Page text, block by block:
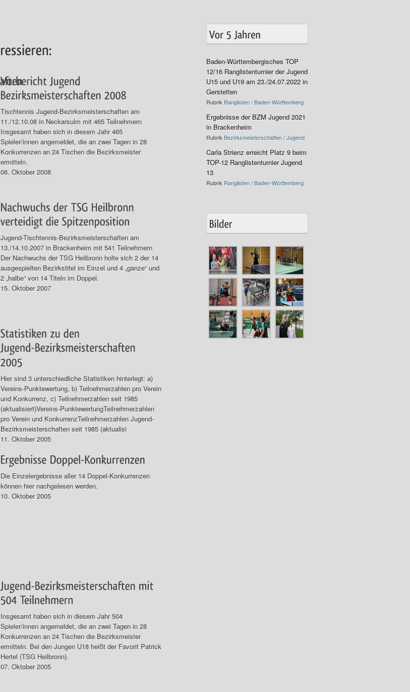
Tischtennis Jugend-Bezirksmeisterschaften am
11./12.10.08 in Neckarsulm mit 465 Teilnehmern
Insgesamt haben sich in diesem Jahr 465
Spieler/innen angemeldet, die an zwei Tagen in 28
Konkurrenzen an 24 Tischen die Bezirksmeister
ermitteln.
06. Oktober 2008
Jugend-Tischtennis-Bezirksmeisterschaften am
13./14.10.2007 in Brackenheim mit 541 Teilnehmern
Der Nachwuchs der TSG Heilbronn holte sich 2 der 14
ausgespielten Bezirkstitel im Einzel und 4 „ganze“ und
2 „halbe“ von 14 Titeln im Doppel.
15. Oktober 2007
Hier sind 3 unterschiedliche Statistiken hinterlegt: a)
Vereins-Punktewertung, b) Teilnehmerzahlen pro Verein
und Konkurrenz, c) Teilnehmerzahlen seit 1985
(aktualisiert)Vereins-PunktewertungTeilnehmerzahlen
pro Verein und KonkurrenzTeilnehmerzahlen Jugend-
Bezirksmeisterschaften seit 1985 (aktualisi
11. Oktober 2005
Die Einzelergebnisse aller 14 Doppel-Konkurrenzen
können hier nachgelesen werden.
10. Oktober 2005
Insgesamt haben sich in diesem Jahr 504
Spieler/innen angemeldet, die an zwei Tagen in 28
Konkurrenzen an 24 Tischen die Bezirksmeister
ermitteln. Bei den Jungen U18 heißt der Favorit Patrick
Hertel (TSG Heilbronn).
07. Oktober 2005
Baden-Württembergisches TOP
12/16 Ranglistenturnier der Jugend
U15 und U19 am 23./24.07.2022 in
Gerstetten
Rubrik Ranglisten / Baden-Württemberg
Ergebnisse der BZM Jugend 2021
in Brackenheim
Rubrik Bezirksmeisterschaften / Jugend
Carla Strienz erreicht Platz 9 beim
TOP-12 Ranglistenturnier Jugend
13
Rubrik Ranglisten / Baden-Württemberg